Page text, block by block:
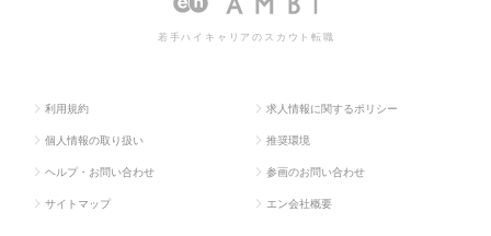
若手ハイキャリアのスカウト転職
利用規約 求人情報に関するポリシー
個人情報の取り扱い 推奨環境
ヘルプ・お問い合わせ 参画のお問い合わせ
サイトマップ エン会社概要